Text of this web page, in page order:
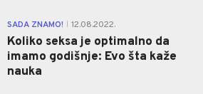
SADA ZNAMO! 12.08.2022.
Koliko seksa je optimalno da
imamo godišnje: Evo šta kaže
nauka